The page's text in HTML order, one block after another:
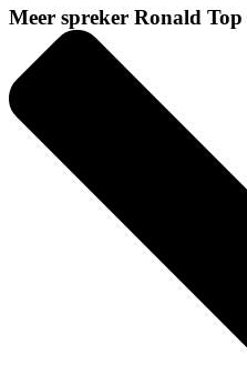
Meer spreker Ronald Top